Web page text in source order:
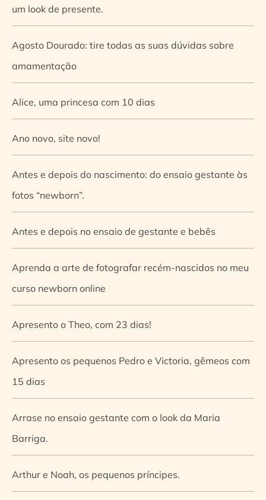
um look de presente.
Agosto Dourado: tire todas as suas dúvidas sobre
amamentação
Alice, uma princesa com 10 dias
Ano novo, site novo!
Antes e depois do nascimento: do ensaio gestante às
fotos “newborn”.
Antes e depois no ensaio de gestante e bebês
Aprenda a arte de fotografar recém-nascidos no meu
curso newborn online
Apresento o Theo, com 23 dias!
Apresento os pequenos Pedro e Victoria, gêmeos com
15 dias
Arrase no ensaio gestante com o look da Maria
Barriga.
Arthur e Noah, os pequenos príncipes.